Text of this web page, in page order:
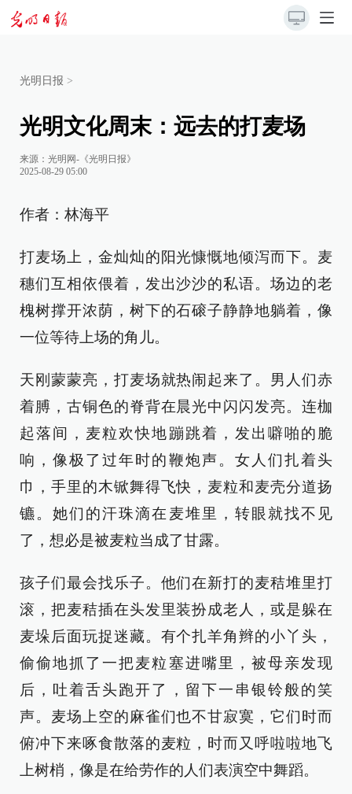
光明日报 >
光明文化周末：远去的打麦场
来源： 光明网-《光明日报》
2025-08-29 05:00
作者：林海平
打麦场上，金灿灿的阳光慷慨地倾泻而下。麦
穗们互相依偎着，发出沙沙的私语。场边的老
槐树撑开浓荫，树下的石磙子静静地躺着，像
一位等待上场的角儿。
天刚蒙蒙亮，打麦场就热闹起来了。男人们赤
着膊，古铜色的脊背在晨光中闪闪发亮。连枷
起落间，麦粒欢快地蹦跳着，发出噼啪的脆
响，像极了过年时的鞭炮声。女人们扎着头
巾，手里的木锨舞得飞快，麦粒和麦壳分道扬
镳。她们的汗珠滴在麦堆里，转眼就找不见
了，想必是被麦粒当成了甘露。
孩子们最会找乐子。他们在新打的麦秸堆里打
滚，把麦秸插在头发里装扮成老人，或是躲在
麦垛后面玩捉迷藏。有个扎羊角辫的小丫头，
偷偷地抓了一把麦粒塞进嘴里，被母亲发现
后，吐着舌头跑开了，留下一串银铃般的笑
声。麦场上空的麻雀们也不甘寂寞，它们时而
俯冲下来啄食散落的麦粒，时而又呼啦啦地飞
上树梢，像是在给劳作的人们表演空中舞蹈。